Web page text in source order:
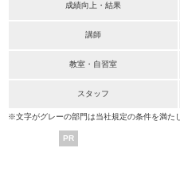
成績向上・結果
講師
教室・自習室
スタッフ
※文字がグレーの部門は当社規定の条件を満た
PR